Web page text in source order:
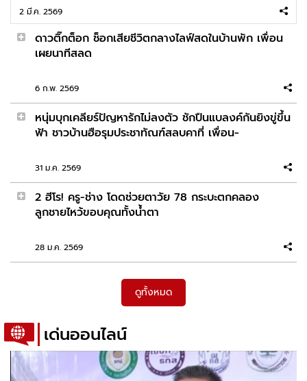
2026-02-23 08:32:52
จ่าอาทิตย์ ทหารน้ำดี ขอลาออกทิ้งทางโลก มุ่งสู่ร่ม
กาสาวพัสตร์ตลอดชีวิต
2026-02-22 10:48:13
พลทหาร เสียชีวิตหลังถูกสั่งขัง อึ้งหนักหลังเผาศพ
เจอช้อนสั้น ปนอยู่ในเถ้ากระดูก
2026-02-21 10:19:50
Model: Rina Hashimoto
ความเครียดมีผลต่อสมอง แต่ถ้ารักคนมีเจ้าของมีผล
ต่อหัวใจ Model: Yuka Kawamoto
2026-02-19 09:10:27
บอสมิน-บอสแซม ไม่รอด! อัยการสูงสุด ชี้ขาดให้
ฟ้องคดี “ดิไอคอน กรุ๊ป”
2 มี.ค. 2569
ดาวติ๊กต็อก ช็อกเสียชีวิตกลางไลฟ์สดในบ้านพัก เพื่อน
เผยนาทีสลด
6 ก.พ. 2569
หนุ่มบุกเคลียร์ปัญหารักไม่ลงตัว ชักปืนแบลงค์กันยิงขู่ขึ้น
ฟ้า ชาวบ้านฮือรุมประชาทัณฑ์สลบคาที่ เพื่อน-
31 ม.ค. 2569
2 ฮีโร! ครู-ช่าง โดดช่วยตาวัย 78 กระบะตกคลอง
ลูกชายไหว้ขอบคุณทั้งน้ำตา
28 ม.ค. 2569
ดูทั้งหมด
เด่นออนไลน์